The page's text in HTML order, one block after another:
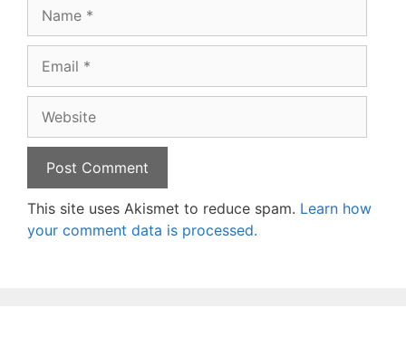
This site uses Akismet to reduce spam. Learn how
your comment data is processed.